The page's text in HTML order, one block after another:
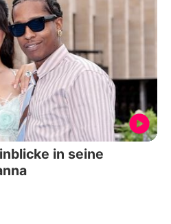
in seine